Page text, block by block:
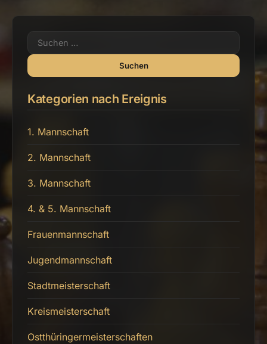
Suchen
nach:
Kategorien nach Ereignis
1. Mannschaft
2. Mannschaft
3. Mannschaft
4. & 5. Mannschaft
Frauenmannschaft
Jugendmannschaft
Stadtmeisterschaft
Kreismeisterschaft
Ostthüringermeisterschaften